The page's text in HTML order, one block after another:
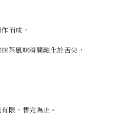
而成，
茶風味瞬間融化於舌尖，
限，售完為止。